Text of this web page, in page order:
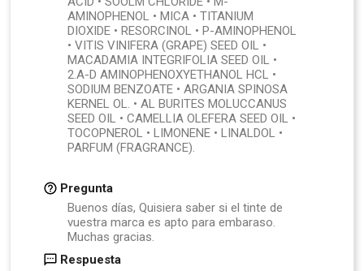
AMINOPHENOL • MICA • TITANIUM
DIOXIDE • RESORCINOL • P-AMINOPHENOL
• VITIS VINIFERA (GRAPE) SEED OIL •
MACADAMIA INTEGRIFOLIA SEED OIL •
2.A-D AMINOPHENOXYETHANOL HCL •
SODIUM BENZOATE • ARGANIA SPINOSA
KERNEL OL. • AL BURITES MOLUCCANUS
SEED OIL • CAMELLIA OLEFERA SEED OIL •
TOCOPNEROL • LIMONENE • LINALDOL •
PARFUM (FRAGRANCE).
Pregunta
Buenos días, Quisiera saber si el tinte de
vuestra marca es apto para embaraso.
Muchas gracias.
Respuesta